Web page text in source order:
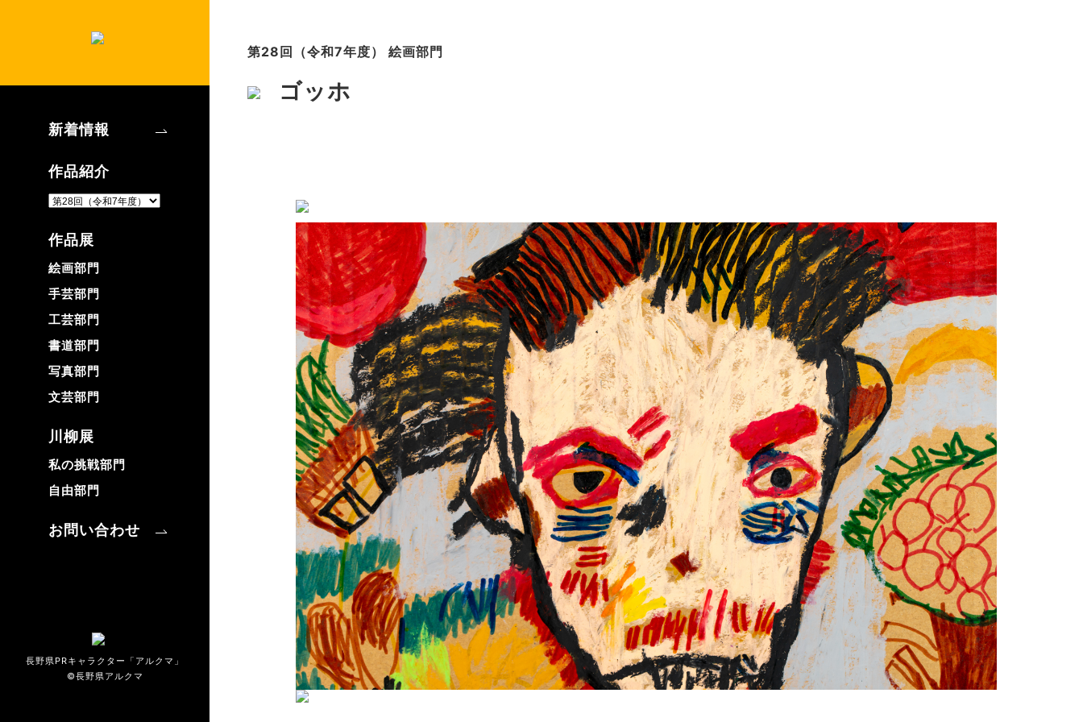
新着情報
作品紹介
作品展
絵画部門
手芸部門
工芸部門
書道部門
写真部門
文芸部門
川柳展
私の挑戦部門
自由部門
お問い合わせ
長野県PRキャラクター「アルクマ」
©長野県アルクマ
第28回（令和7年度） 絵画部門
ゴッホ